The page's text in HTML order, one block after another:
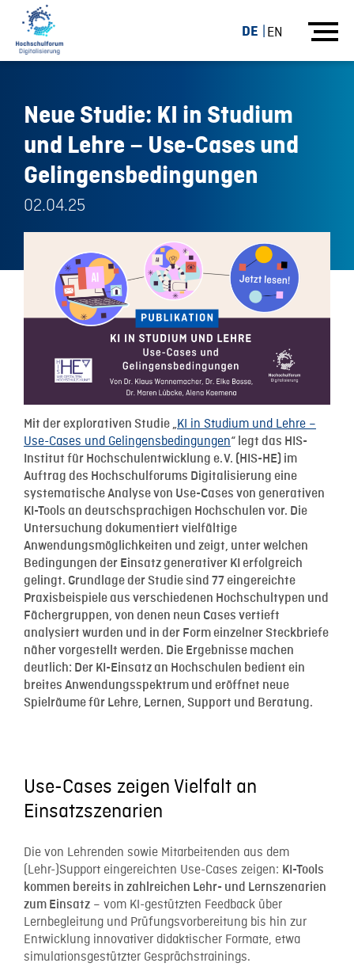
DE EN
Neue Studie: KI in Studium
und Lehre – Use-Cases und
Gelingensbedingungen
02.04.25
Mit der explorativen Studie „KI in Studium und Lehre –
Use-Cases und Gelingensbedingungen“ legt das HIS-
Institut für Hochschulentwicklung e. V. (HIS-HE) im
Auftrag des Hochschulforums Digitalisierung eine
systematische Analyse von Use-Cases von generativen
KI-Tools an deutschsprachigen Hochschulen vor. Die
Untersuchung dokumentiert vielfältige
Anwendungsmöglichkeiten und zeigt, unter welchen
Bedingungen der Einsatz generativer KI erfolgreich
gelingt. Grundlage der Studie sind 77 eingereichte
Praxisbeispiele aus verschiedenen Hochschultypen und
Fächergruppen, von denen neun Cases vertieft
analysiert wurden und in der Form einzelner Steckbriefe
näher vorgestellt werden. Die Ergebnisse machen
deutlich: Der KI-Einsatz an Hochschulen bedient ein
breites Anwendungsspektrum und eröffnet neue
Spielräume für Lehre, Lernen, Support und Beratung.
Use-Cases zeigen Vielfalt an
Einsatzszenarien
Die von Lehrenden sowie Mitarbeitenden aus dem
(Lehr-)Support eingereichten Use-Cases zeigen: KI-Tools
kommen bereits in zahlreichen Lehr- und Lernszenarien
zum Einsatz – vom KI-gestützten Feedback über
Lernbegleitung und Prüfungsvorbereitung bis hin zur
Entwicklung innovativer didaktischer Formate, etwa
simulationsgestützter Gesprächstrainings.